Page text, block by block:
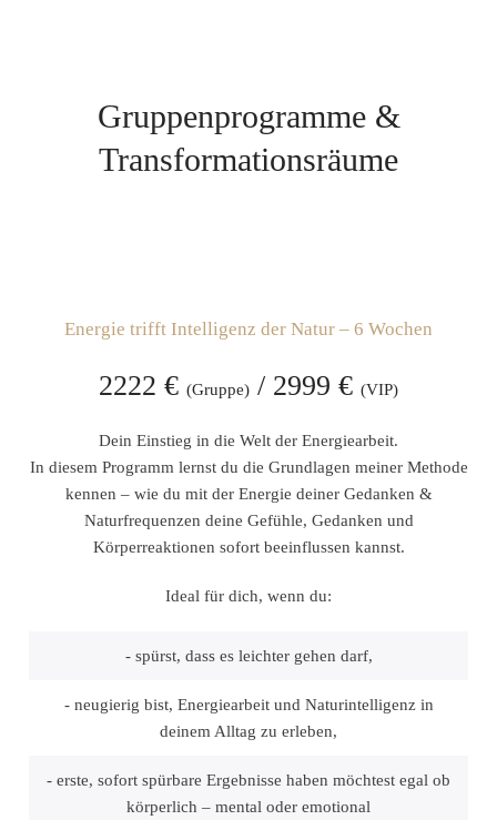
Gruppenprogramme &
Transformationsräume
Energie trifft Intelligenz der Natur – 6 Wochen
2222 € (Gruppe) / 2999 € (VIP)
Dein Einstieg in die Welt der Energiearbeit.
In diesem Programm lernst du die Grundlagen meiner Methode
kennen – wie du mit der Energie deiner Gedanken &
Naturfrequenzen deine Gefühle, Gedanken und
Körperreaktionen sofort beeinflussen kannst.
Ideal für dich, wenn du:
- spürst, dass es leichter gehen darf,
- neugierig bist, Energiearbeit und Naturintelligenz in
deinem Alltag zu erleben,
- erste, sofort spürbare Ergebnisse haben möchtest egal ob
körperlich – mental oder emotional